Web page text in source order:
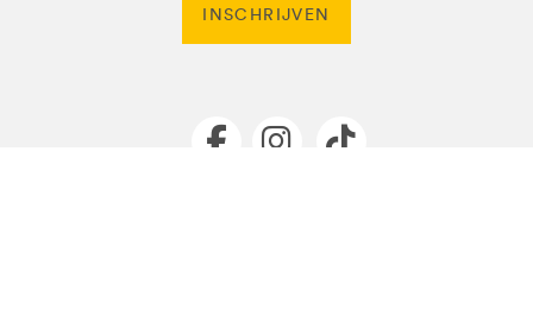
INSCHRIJVEN